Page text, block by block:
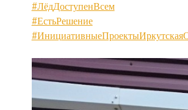
#ЛёдДоступенВсем
#ЕстьРешение